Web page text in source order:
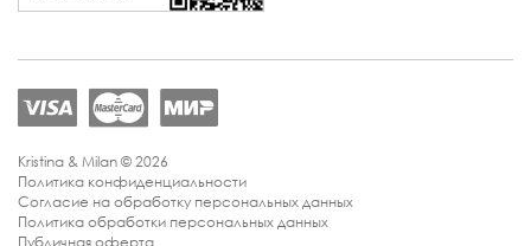
Kristina & Milan © 2026
Политика конфиденциальности
Согласие на обработку персональных данных
Политика обработки персональных данных
Публичная оферта